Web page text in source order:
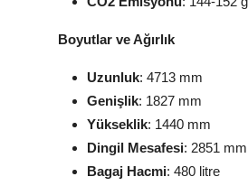
Boyutlar ve Ağırlık
Uzunluk: 4713 mm
Genişlik: 1827 mm
Yükseklik: 1440 mm
Dingil Mesafesi: 2851 mm
Bagaj Hacmi: 480 litre